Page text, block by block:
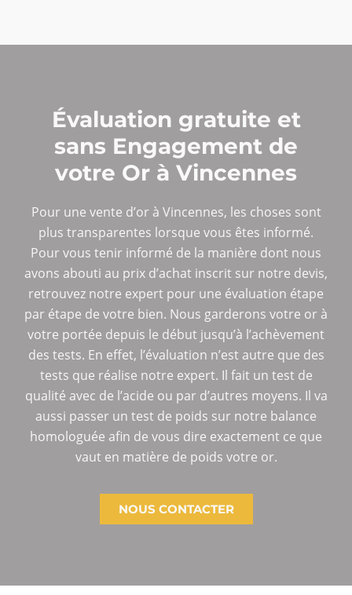
Évaluation gratuite et
sans Engagement de
votre Or à Vincennes
Pour une vente d’or à Vincennes, les choses sont
plus transparentes lorsque vous êtes informé.
Pour vous tenir informé de la manière dont nous
avons abouti au prix d’achat inscrit sur notre devis,
retrouvez notre expert pour une évaluation étape
par étape de votre bien. Nous garderons votre or à
votre portée depuis le début jusqu’à l’achèvement
des tests. En effet, l’évaluation n’est autre que des
tests que réalise notre expert. Il fait un test de
qualité avec de l’acide ou par d’autres moyens. Il va
aussi passer un test de poids sur notre balance
homologuée afin de vous dire exactement ce que
vaut en matière de poids votre or.
NOUS CONTACTER